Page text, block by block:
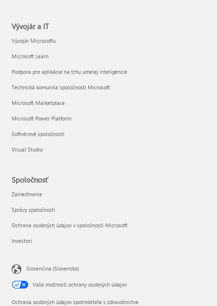
Vývojár a IT
Vývojár Microsoftu
Microsoft Learn
Podpora pre aplikácie na trhu umelej inteligencie
Technická komunita spoločnosti Microsoft
Microsoft Marketplace
Microsoft Power Platform
Softvérové spoločnosti
Visual Studio
Spoločnosť
Zamestnanie
Správy spoločnosti
Ochrana osobných údajov v spoločnosti Microsoft
Investori
Slovenčina (Slovensko)
Vaše možnosti ochrany osobných údajov
Ochrana osobných údajov spotrebiteľa v zdravotníctve